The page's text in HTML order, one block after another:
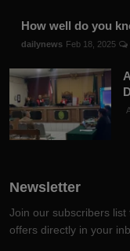
How well do you
dailynews Feb 18, 2025
Newsletter
Join our subscribers
offers directly in your